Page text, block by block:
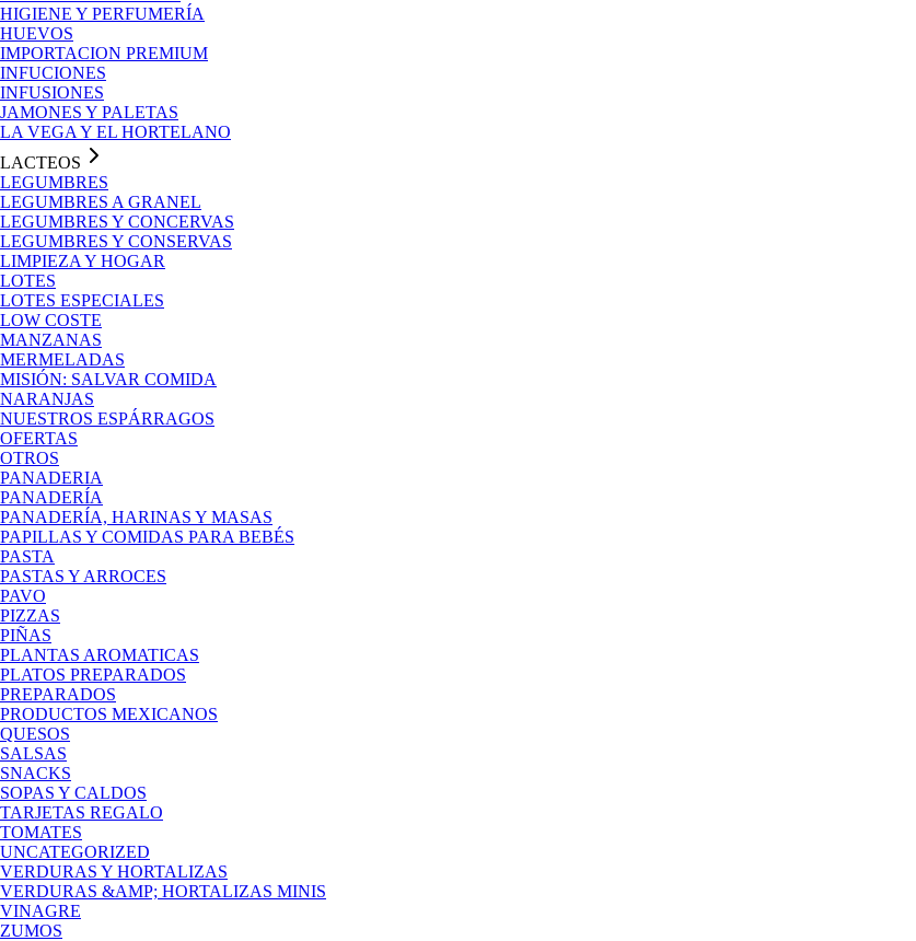
HIGIENE Y PERFUMERÍA
HUEVOS
IMPORTACION PREMIUM
INFUCIONES
INFUSIONES
JAMONES Y PALETAS
LA VEGA Y EL HORTELANO
LACTEOS
LEGUMBRES
LEGUMBRES A GRANEL
LEGUMBRES Y CONCERVAS
LEGUMBRES Y CONSERVAS
LIMPIEZA Y HOGAR
LOTES
LOTES ESPECIALES
LOW COSTE
MANZANAS
MERMELADAS
MISIÓN: SALVAR COMIDA
NARANJAS
NUESTROS ESPÁRRAGOS
OFERTAS
OTROS
PANADERIA
PANADERÍA
PANADERÍA, HARINAS Y MASAS
PAPILLAS Y COMIDAS PARA BEBÉS
PASTA
PASTAS Y ARROCES
PAVO
PIZZAS
PIÑAS
PLANTAS AROMATICAS
PLATOS PREPARADOS
PREPARADOS
PRODUCTOS MEXICANOS
QUESOS
SALSAS
SNACKS
SOPAS Y CALDOS
TARJETAS REGALO
TOMATES
UNCATEGORIZED
VERDURAS Y HORTALIZAS
VERDURAS &AMP; HORTALIZAS MINIS
VINAGRE
ZUMOS